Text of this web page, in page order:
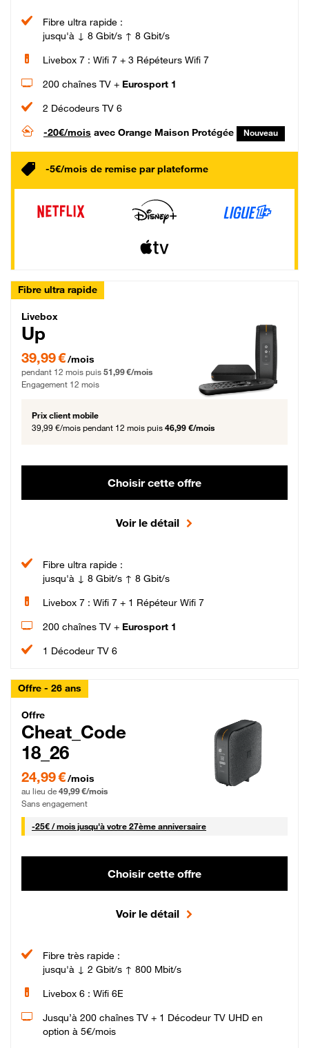
Fibre ultra rapide :
jusqu'à ↓ 8 Gbit/s ↑ 8 Gbit/s
Livebox 7 : Wifi 7 + 3 Répéteurs Wifi 7
200 chaînes TV + Eurosport 1
2 Décodeurs TV 6
-20€/mois avec Orange Maison Protégée Nouveau
-5€/mois de remise par plateforme
Fibre ultra rapide
Livebox Up Fibre
Livebox
Up
39,99 € par mois pendant 12 mois puis 51,99 € par mois, Engagement 12 mois
39,99 €/mois
pendant 12 mois puis 51,99 €/mois
Engagement 12 mois
Prix client mobile
39,99 €/mois pendant 12 mois puis 46,99 €/mois
Choisir cette offre
Voir le détail
Fibre ultra rapide :
jusqu'à ↓ 8 Gbit/s ↑ 8 Gbit/s
Livebox 7 : Wifi 7 + 1 Répéteur Wifi 7
200 chaînes TV + Eurosport 1
1 Décodeur TV 6
Offre - 26 ans
Cheat_Code Fibre_18_26
Offre
Cheat_Code
18_26
24,99 € par mois pendant 0 mois puis 49,99 € par mois, Sans engagement
24,99 €/mois
au lieu de 49,99 €/mois
Sans engagement
-25€ / mois25 € par mois
jusqu'à votre 27ème anniversaire
Choisir cette offre
Voir le détail
Fibre très rapide :
jusqu'à ↓ 2 Gbit/s ↑ 800 Mbit/s
Livebox 6 : Wifi 6E
Jusqu’à 200 chaînes TV + 1 Décodeur TV UHD en
option à 5€/mois